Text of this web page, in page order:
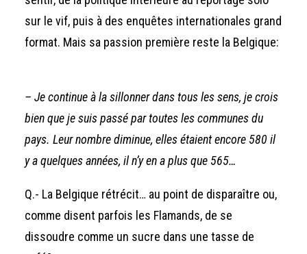
sur le vif, puis à des enquêtes internationales grand
format. Mais sa passion première reste la Belgique:
– Je continue à la sillonner dans tous les sens, je crois
bien que je suis passé par toutes les communes du
pays. Leur nombre diminue, elles étaient encore 580 il
y a quelques années, il n’y en a plus que 565…
Q.- La Belgique rétrécit… au point de disparaître ou,
comme disent parfois les Flamands, de se
dissoudre comme un sucre dans une tasse de